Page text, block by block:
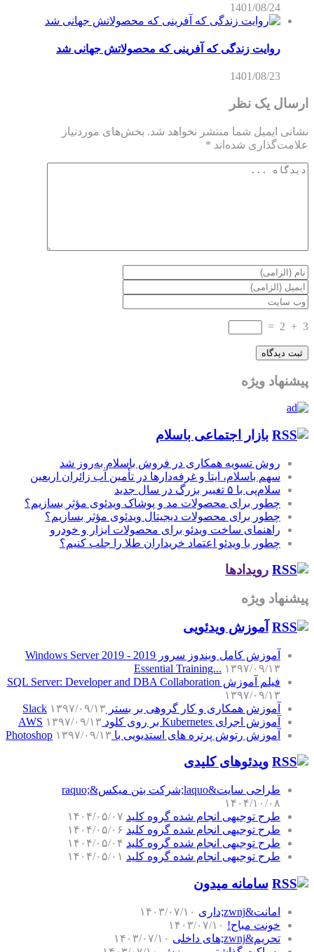
1401/08/24
روایت زندگی که آفرینی که محصولاتش جهانی شد
1401/08/23
ارسال یک نظر
نشانی ایمیل شما منتشر نخواهد شد. بخش‌های موردنیاز
علامت‌گذاری شده‌اند *
3
+
2
=
پیشنهاد ویژه
بازار اجتماعی باسلام
روش تسویه همکاری در فروش باسلام به‌روز شد
سهم باسلام، ایتا و غرفه‌دارها در تأمین آب زائران اربعین
سلام‌پی با ۵ تغییر بزرگ در سال جدید
چطور برای محصولات مد و پوشاک ویدئوی مؤثر بسازیم؟
چطور برای محصولات دیجیتال ویدئوی مؤثر بسازیم؟
راهنمای ساخت ویدئو برای محصولات ابزار و خودرو
چطور با ویدئو اعتماد خریداران طلا را جلب کنیم؟
رویدادها
پیشنهاد ویژه
آموزش‌ ویدئویی
آموزش کامل ویندوز سرور 2019 - Windows Server 2019
Essential Training... ۱۳۹۷/۰۹/۱۳
فیلم آموزش SQL Server: Developer and DBA Collaboration
۱۳۹۷/۰۹/۱۳
آموزش همکاری و کار گروهی بر بستر Slack ۱۳۹۷/۰۹/۱۳
آموزش اجرای Kubernetes بر روی کلود AWS
۱۳۹۷/۰۹/۱۳
آموزش رتوش پرتره های استدیویی با Photoshop ۱۳۹۷/۰۹/۱۳
ویدئوهای کلیدی
طراحی سایت&laquo;شرکت بتن میکس&raquo;
۱۴۰۴/۱۰/۰۸
طرح توجیهی انجام شده گروه کلید ۱۴۰۴/۰۵/۰۷
طرح توجیهی انجام شده گروه کلید ۱۴۰۴/۰۵/۰۶
طرح توجیهی انجام شده گروه کلید ۱۴۰۴/۰۵/۰۴
طرح توجیهی انجام شده گروه کلید ۱۴۰۴/۰۵/۰۱
سامانه میدون
امانت&zwnj;داری
۱۴۰۳/۰۷/۱۰
خونت مباح! ۱۴۰۳/۰۷/۱۰
تحریم&zwnj;های داخلی
۱۴۰۳/۰۷/۱۰